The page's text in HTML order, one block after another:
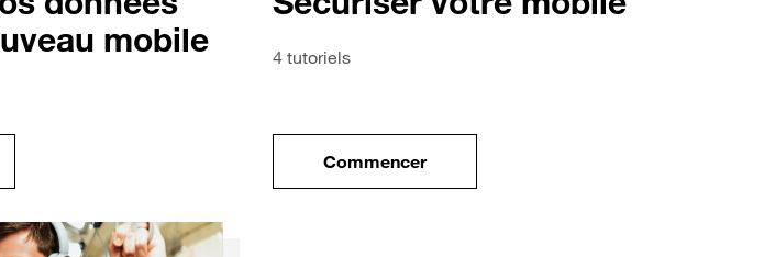
mobile
Transférer vos données sur votre nouveau mobile
4 tutoriels
Commencerle tuto pour Sécuriser votre mobile